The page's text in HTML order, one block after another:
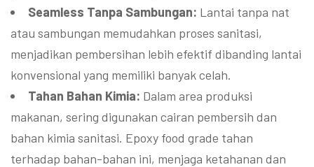
Seamless Tanpa Sambungan: Lantai tanpa nat
atau sambungan memudahkan proses sanitasi,
menjadikan pembersihan lebih efektif dibanding lantai
konvensional yang memiliki banyak celah.
Tahan Bahan Kimia: Dalam area produksi
makanan, sering digunakan cairan pembersih dan
bahan kimia sanitasi. Epoxy food grade tahan
terhadap bahan-bahan ini, menjaga ketahanan dan